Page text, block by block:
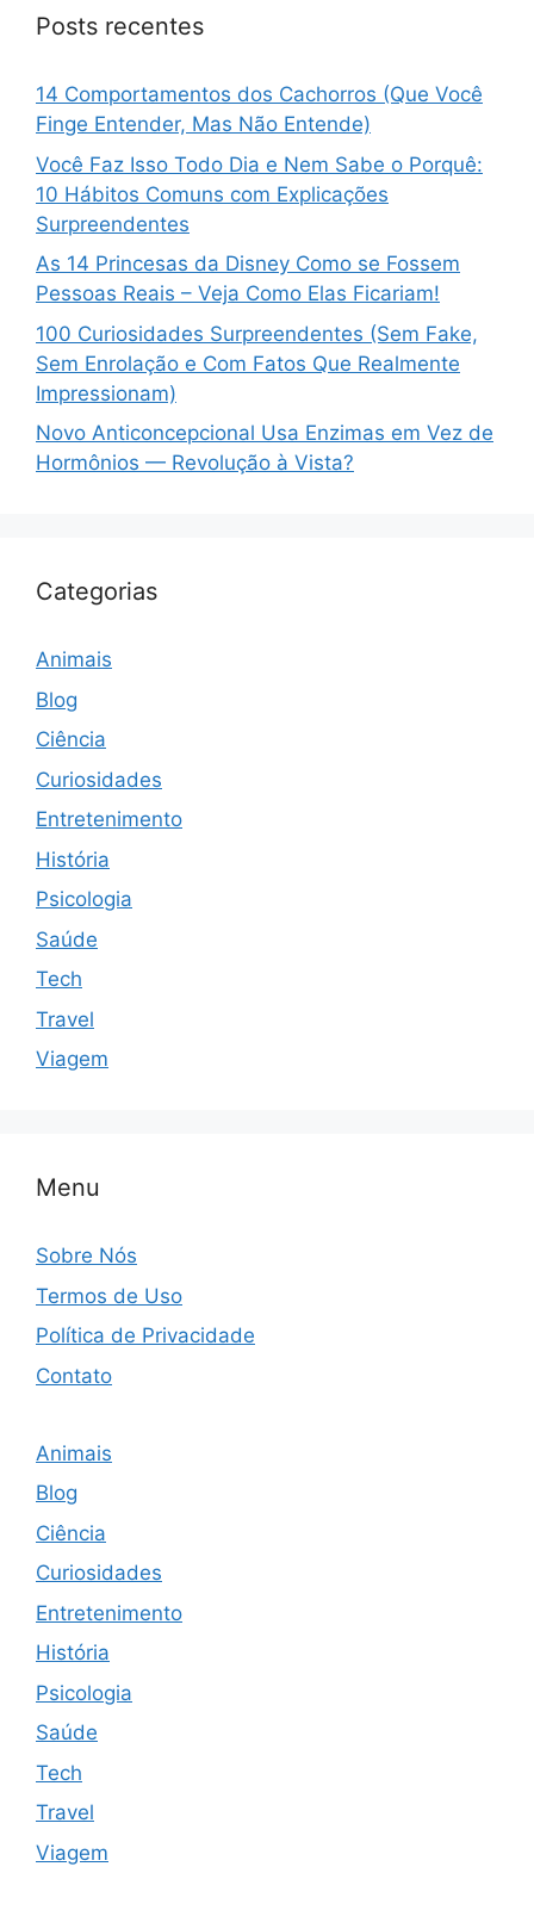
Posts recentes
14 Comportamentos dos Cachorros (Que Você
Finge Entender, Mas Não Entende)
Você Faz Isso Todo Dia e Nem Sabe o Porquê:
10 Hábitos Comuns com Explicações
Surpreendentes
As 14 Princesas da Disney Como se Fossem
Pessoas Reais – Veja Como Elas Ficariam!
100 Curiosidades Surpreendentes (Sem Fake,
Sem Enrolação e Com Fatos Que Realmente
Impressionam)
Novo Anticoncepcional Usa Enzimas em Vez de
Hormônios — Revolução à Vista?
Categorias
Animais
Blog
Ciência
Curiosidades
Entretenimento
História
Psicologia
Saúde
Tech
Travel
Viagem
Menu
Sobre Nós
Termos de Uso
Política de Privacidade
Contato
Animais
Blog
Ciência
Curiosidades
Entretenimento
História
Psicologia
Saúde
Tech
Travel
Viagem